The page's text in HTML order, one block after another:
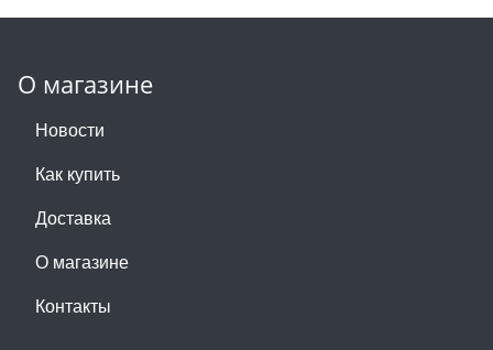
О магазине
Новости
Как купить
Доставка
О магазине
Контакты